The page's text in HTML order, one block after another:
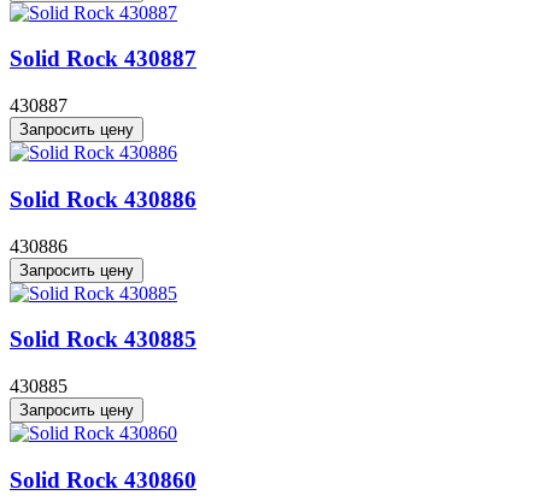
Solid Rock 430887
430887
Запросить цену
Solid Rock 430886
430886
Запросить цену
Solid Rock 430885
430885
Запросить цену
Solid Rock 430860